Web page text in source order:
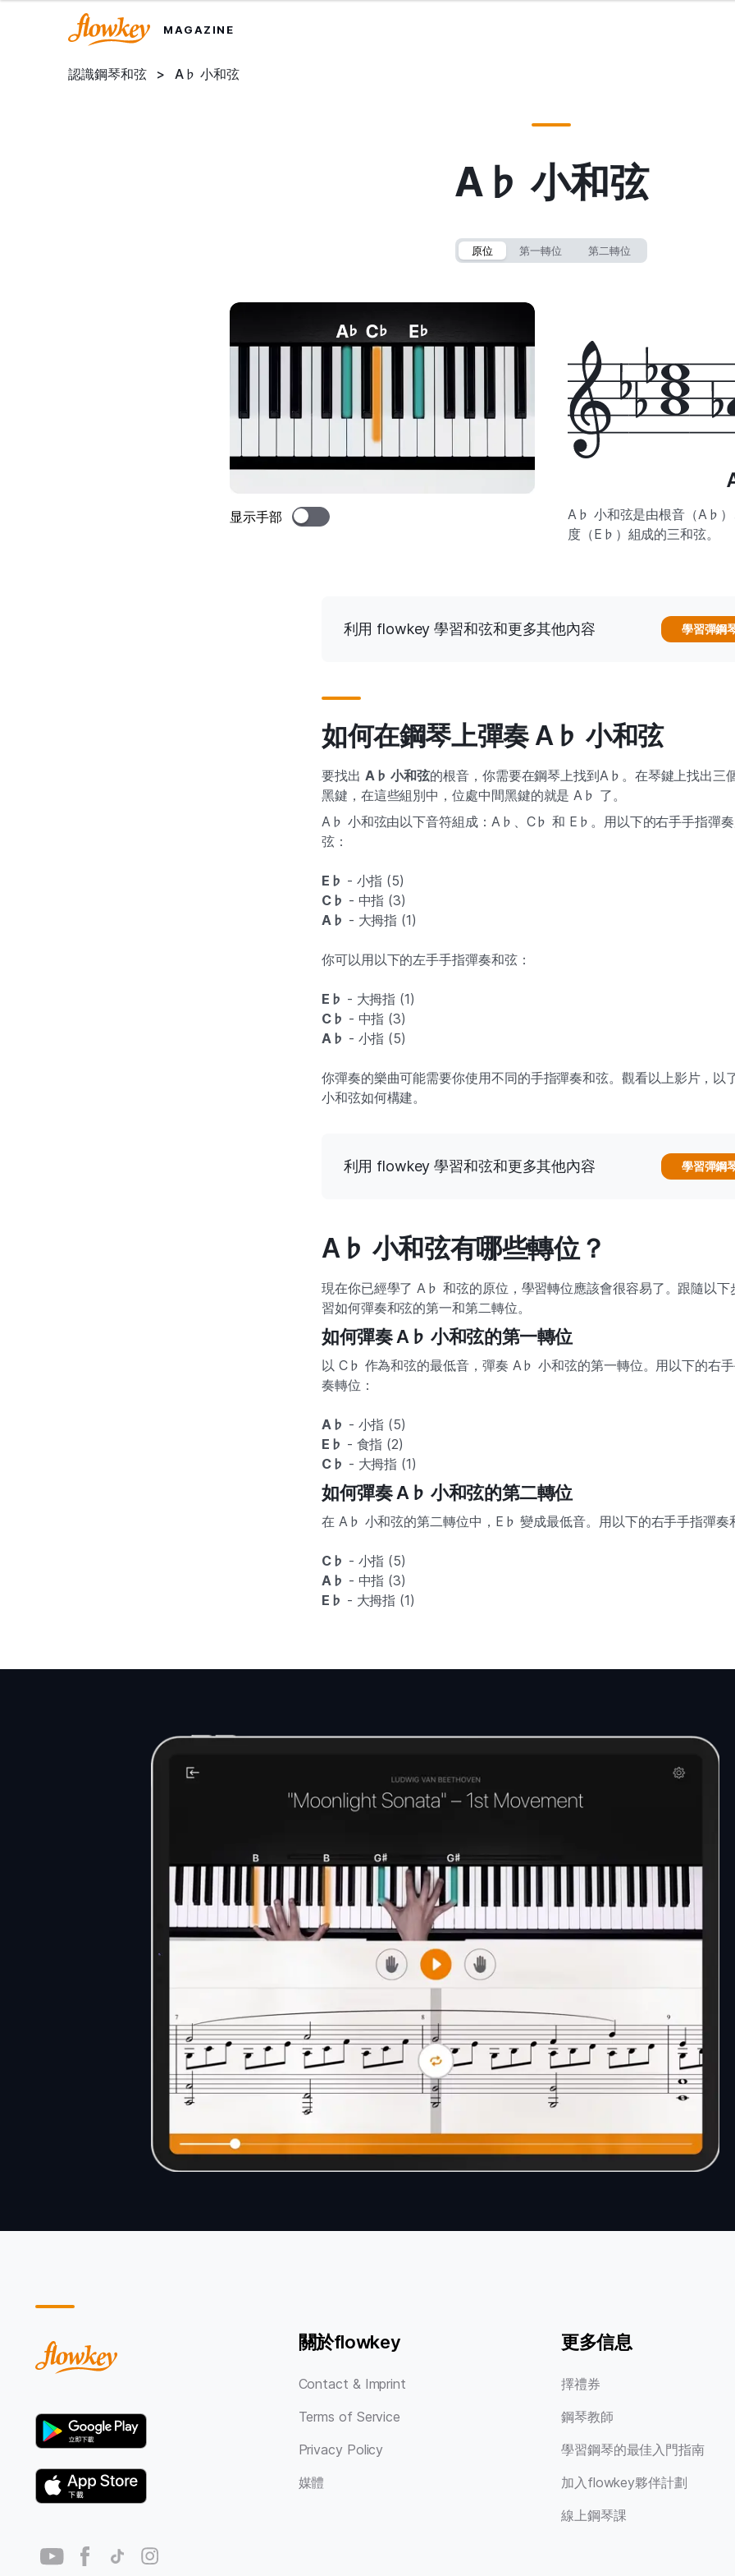
MAGAZINE
認識鋼琴和弦 > A♭ 小和弦
A♭ 小和弦
原位 第一轉位 第二轉位
显示手部
A♭ 小和弦是由根音（A♭
度（E♭）組成的三和弦。
利用 flowkey 學習和弦和更多其他內容 學習彈鋼
如何在鋼琴上彈奏 A♭ 小和弦
要找出 A♭ 小和弦的根音，你需要在鋼琴上找到A♭。在琴鍵上找出三
黑鍵，在這些組別中，位處中間黑鍵的就是 A♭ 了。
A♭ 小和弦由以下音符組成：A♭、C♭ 和 E♭。用以下的右手手指彈
弦：
E♭ - 小指 (5)
C♭ - 中指 (3)
A♭ - 大拇指 (1)
你可以用以下的左手手指彈奏和弦：
E♭ - 大拇指 (1)
C♭ - 中指 (3)
A♭ - 小指 (5)
你彈奏的樂曲可能需要你使用不同的手指彈奏和弦。觀看以上影片，
小和弦如何構建。
利用 flowkey 學習和弦和更多其他內容 學習彈鋼
A♭ 小和弦有哪些轉位？
現在你已經學了 A♭ 和弦的原位，學習轉位應該會很容易了。跟隨以下
習如何彈奏和弦的第一和第二轉位。
如何彈奏 A♭ 小和弦的第一轉位
以 C♭ 作為和弦的最低音，彈奏 A♭ 小和弦的第一轉位。用以下的右
奏轉位：
A♭ - 小指 (5)
E♭ - 食指 (2)
C♭ - 大拇指 (1)
如何彈奏 A♭ 小和弦的第二轉位
在 A♭ 小和弦的第二轉位中，E♭ 變成最低音。用以下的右手手指彈奏
C♭ - 小指 (5)
A♭ - 中指 (3)
E♭ - 大拇指 (1)
關於flowkey
Contact & Imprint
Terms of Service
Privacy Policy
媒體
更多信息
擇禮券
鋼琴教師
學習鋼琴的最佳入門指南
加入flowkey夥伴計劃
線上鋼琴課